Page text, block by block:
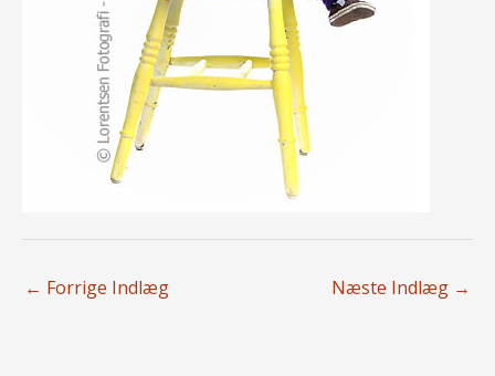
← Forrige Indlæg Næste Indlæg →